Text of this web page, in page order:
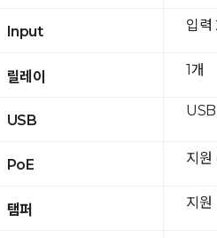
Input
릴레이
USB
PoE
탬퍼
입력
1개
지
지원